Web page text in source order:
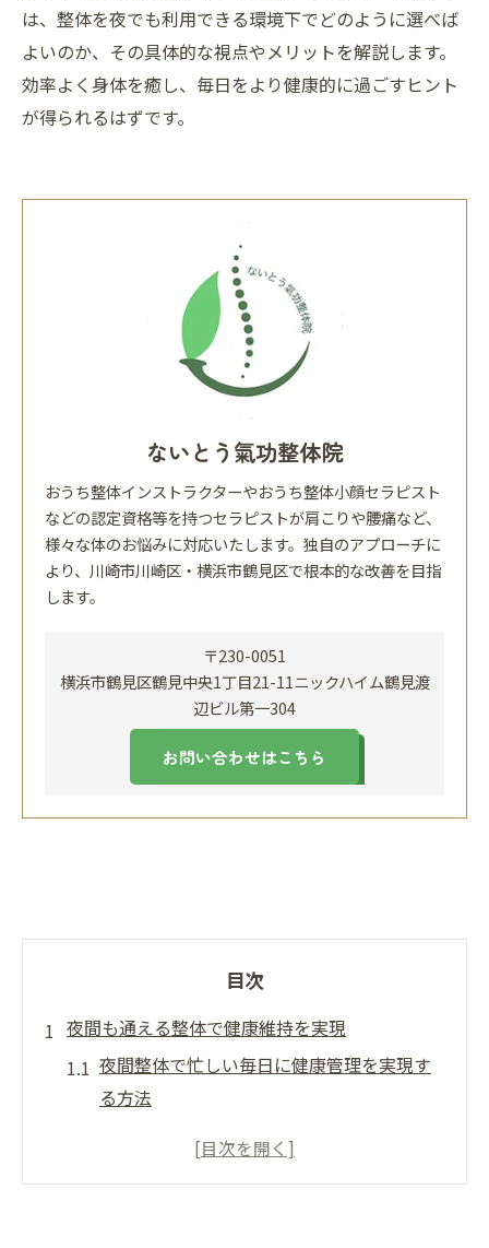
は、整体を夜でも利用できる環境下でどのように選べば
よいのか、その具体的な視点やメリットを解説します。
効率よく身体を癒し、毎日をより健康的に過ごすヒント
が得られるはずです。
ないとう氣功整体院
おうち整体インストラクターやおうち整体小顔セラピスト
などの認定資格等を持つセラピストが肩こりや腰痛など、
様々な体のお悩みに対応いたします。独自のアプローチに
より、川崎市川崎区・横浜市鶴見区で根本的な改善を目指
します。
〒230-0051
横浜市鶴見区鶴見中央1丁目21-11ニックハイム鶴見渡
辺ビル第一304
お問い合わせはこちら
目次
夜間も通える整体で健康維持を実現
夜間整体で忙しい毎日に健康管理を実現す
る方法
整体を夜に利用するメリットと選び方のポ